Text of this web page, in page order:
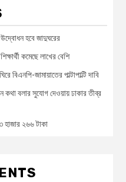
উদ্বোধন হবে জাদুঘরের
কমেছে লাখের বেশি
বিএনপি-জামায়াতের পাল্টাপাল্টি দাবি
কথা বলার সুযোগ দেওয়ায় ঢাকার তীব্র
হাজার ২৬৬ টাকা